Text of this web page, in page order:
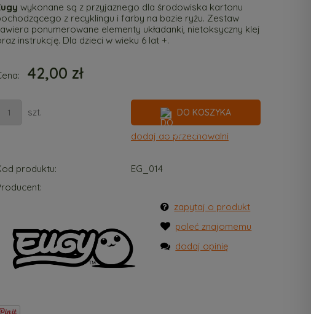
wykonane są z przyjaznego dla środowiska kartonu
z recyklingu i farby na bazie ryżu. Zestaw
ponumerowane elementy układanki, nietoksyczny klej
instrukcję. Dla dzieci w wieku 6 lat +.
42,00 zł
szt. DO KOSZYKA
dodaj do przechowalni
produktu:
EG_014
zapytaj o produkt
poleć znajomemu
dodaj opinię